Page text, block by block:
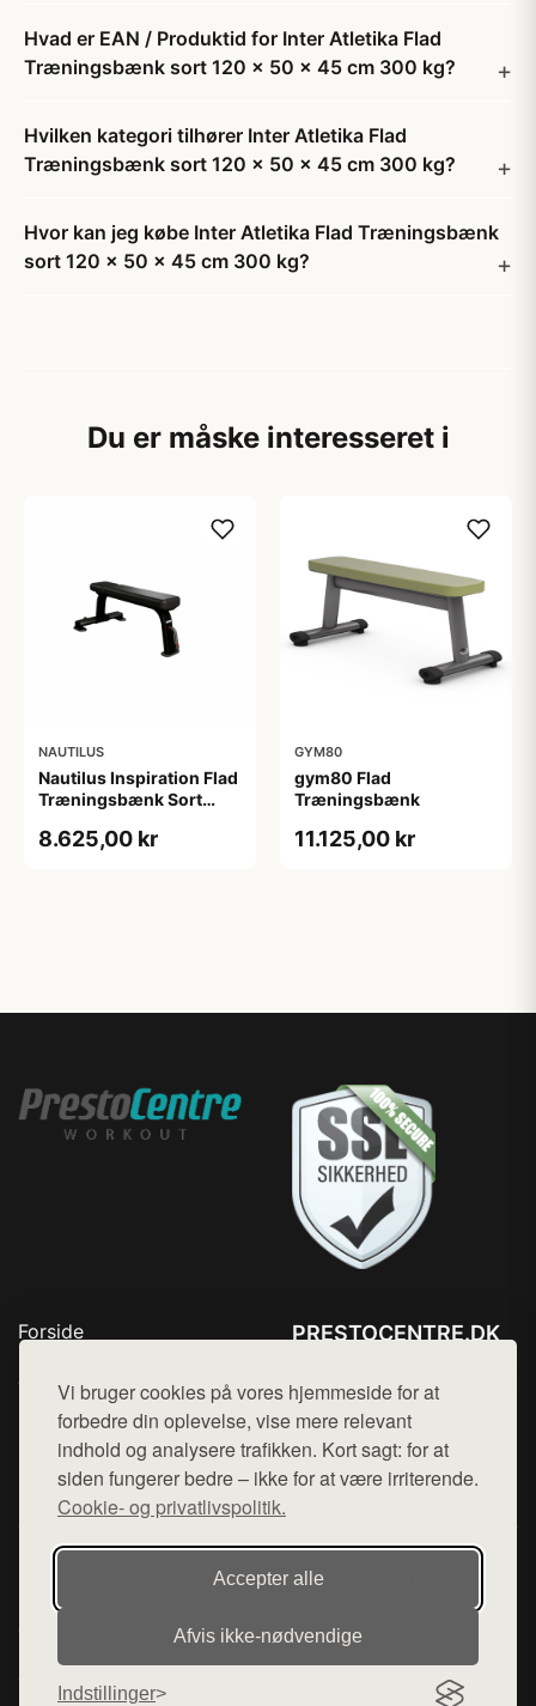
Vi bruger cookies på vores hjemmeside for at
forbedre din oplevelse, vise mere relevant
indhold og analysere trafikken. Kort sagt: for at
siden fungerer bedre – ikke for at være irriterende.
Cookie- og privatlivspolitik.
Accepter alle
Afvis ikke‑nødvendige
Indstillinger
Hvad er EAN / Produktid for Inter Atletika Flad
Træningsbænk sort 120 x 50 x 45 cm 300 kg?
Hvilken kategori tilhører Inter Atletika Flad
Træningsbænk sort 120 x 50 x 45 cm 300 kg?
Hvor kan jeg købe Inter Atletika Flad Træningsbænk
sort 120 x 50 x 45 cm 300 kg?
Du er måske interesseret i
NAUTILUS
Nautilus Inspiration Flad
Træningsbænk Sort
8.625,00 kr
GYM80
gym80 Flad
Træningsbænk
11.125,00 kr
Forside
Top Rabatter
Kontakt
PRESTOCENTRE.DK
Mail: hej@want.dk
Cookie- og privatlivspolitik
Denne side er en del af want.dk, der udgiver en række
hjemmesider med præsentation af forskellige produkter fra
diverse webshops. Der sælges ikke varer fra denne side - vi
henviser til de shops, som sælger varen. Vi har heller ikke
varerne på lager.